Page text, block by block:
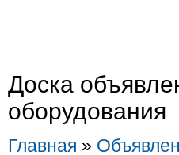
Доска
оборудования
Главная »